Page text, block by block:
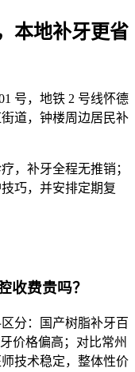
本地补牙更省
号，地铁 2 号线怀德
道，钟楼周边居民补
，补牙全程无推销；
巧，并安排定期复
收费贵吗？
分：国产树脂补牙百
价格偏高；对比常州
技术稳定，整体性价